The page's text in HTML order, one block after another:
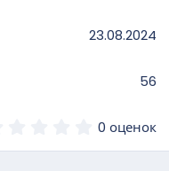
23.08.2024
56
0
0
0 оценок